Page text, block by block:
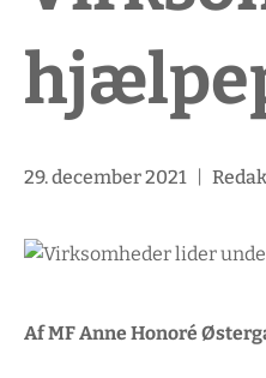
29. december 2021|
Af MF Anne Honoré